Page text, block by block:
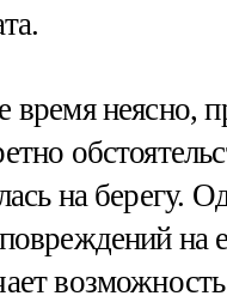
время неясно,
на берегу.
на
возможность